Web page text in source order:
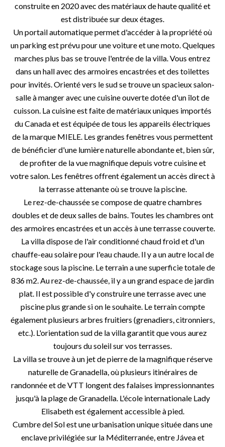
construite en 2020 avec des matériaux de haute qualité et
est distribuée sur deux étages.
Un portail automatique permet d'accéder à la propriété où
un parking est prévu pour une voiture et une moto. Quelques
marches plus bas se trouve l'entrée de la villa. Vous entrez
dans un hall avec des armoires encastrées et des toilettes
pour invités. Orienté vers le sud se trouve un spacieux salon-
salle à manger avec une cuisine ouverte dotée d'un îlot de
cuisson. La cuisine est faite de matériaux uniques importés
du Canada et est équipée de tous les appareils électriques
de la marque MIELE. Les grandes fenêtres vous permettent
de bénéficier d'une lumière naturelle abondante et, bien sûr,
de profiter de la vue magnifique depuis votre cuisine et
votre salon. Les fenêtres offrent également un accès direct à
la terrasse attenante où se trouve la piscine.
Le rez-de-chaussée se compose de quatre chambres
doubles et de deux salles de bains. Toutes les chambres ont
des armoires encastrées et un accès à une terrasse couverte.
La villa dispose de l'air conditionné chaud froid et d'un
chauffe-eau solaire pour l'eau chaude. Il y a un autre local de
stockage sous la piscine. Le terrain a une superficie totale de
836 m2. Au rez-de-chaussée, il y a un grand espace de jardin
plat. Il est possible d'y construire une terrasse avec une
piscine plus grande si on le souhaite. Le terrain compte
également plusieurs arbres fruitiers (grenadiers, citronniers,
etc.). L'orientation sud de la villa garantit que vous aurez
toujours du soleil sur vos terrasses.
La villa se trouve à un jet de pierre de la magnifique réserve
naturelle de Granadella, où plusieurs itinéraires de
randonnée et de VTT longent des falaises impressionnantes
jusqu'à la plage de Granadella. L'école internationale Lady
Elisabeth est également accessible à pied.
Cumbre del Sol est une urbanisation unique située dans une
enclave privilégiée sur la Méditerranée, entre Jávea et